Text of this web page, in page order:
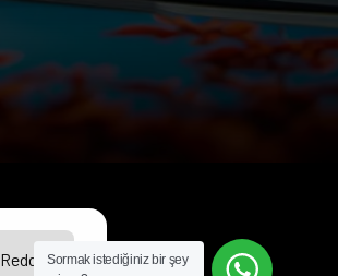
ReddetSormak istediğiniz bir şey